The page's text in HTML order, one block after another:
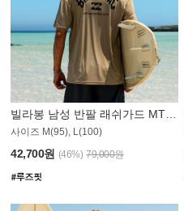
사이즈 M(95), L(100)
42,700원 (46%) 79,000원